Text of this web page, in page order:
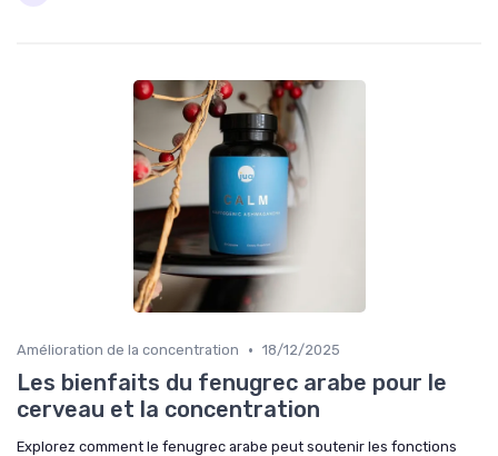
Amélioration de la concentration • 18/12/2025
Les bienfaits du fenugrec arabe pour le
cerveau et la concentration
Explorez comment le fenugrec arabe peut soutenir les fonctions